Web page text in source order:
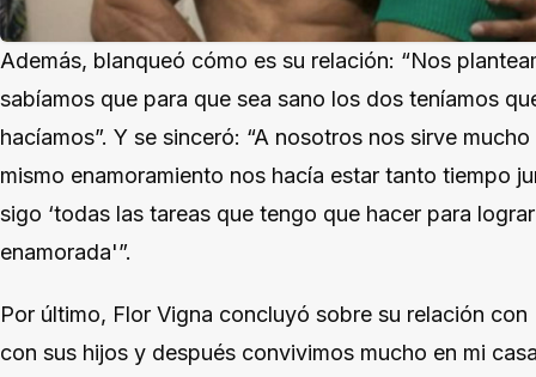
Además, blanqueó cómo es su relación: “Nos
sabíamos que para que sea sano los dos teníamos
hacíamos”. Y se sinceró: “A nosotros nos sirve
mismo enamoramiento nos hacía estar tanto tiempo
sigo ‘todas las tareas que tengo que hacer para
enamorada'”.
Por último, Flor Vigna concluyó sobre su relación
con sus hijos y después convivimos mucho en mi